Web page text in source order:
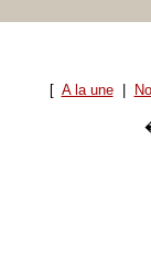
[ A la une|